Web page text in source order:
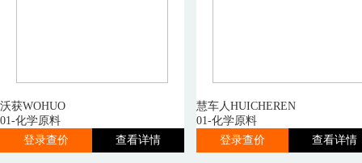
沃获WOHUO
01-化学原料
登录查价
查看详情
慧车人HUICHEREN
01-化学原料
登录查价
查看详情